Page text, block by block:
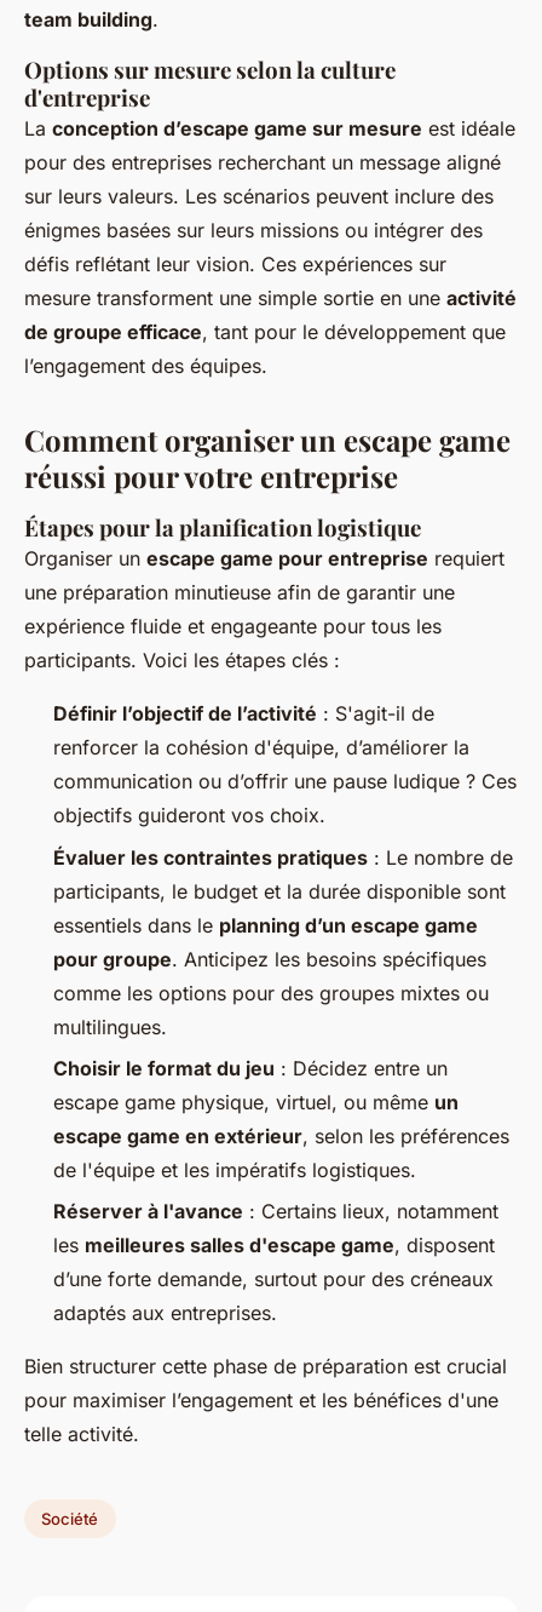
team building.
Options sur mesure selon la culture
d'entreprise
La conception d’escape game sur mesure est idéale
pour des entreprises recherchant un message aligné
sur leurs valeurs. Les scénarios peuvent inclure des
énigmes basées sur leurs missions ou intégrer des
défis reflétant leur vision. Ces expériences sur
mesure transforment une simple sortie en une activité
de groupe efficace, tant pour le développement que
l’engagement des équipes.
Comment organiser un escape game
réussi pour votre entreprise
Étapes pour la planification logistique
Organiser un escape game pour entreprise requiert
une préparation minutieuse afin de garantir une
expérience fluide et engageante pour tous les
participants. Voici les étapes clés :
Définir l’objectif de l’activité : S'agit-il de
renforcer la cohésion d'équipe, d’améliorer la
communication ou d’offrir une pause ludique ? Ces
objectifs guideront vos choix.
Évaluer les contraintes pratiques : Le nombre de
participants, le budget et la durée disponible sont
essentiels dans le planning d’un escape game
pour groupe. Anticipez les besoins spécifiques
comme les options pour des groupes mixtes ou
multilingues.
Choisir le format du jeu : Décidez entre un
escape game physique, virtuel, ou même un
escape game en extérieur, selon les préférences
de l'équipe et les impératifs logistiques.
Réserver à l'avance : Certains lieux, notamment
les meilleures salles d'escape game, disposent
d’une forte demande, surtout pour des créneaux
adaptés aux entreprises.
Bien structurer cette phase de préparation est crucial
pour maximiser l’engagement et les bénéfices d'une
telle activité.
Société